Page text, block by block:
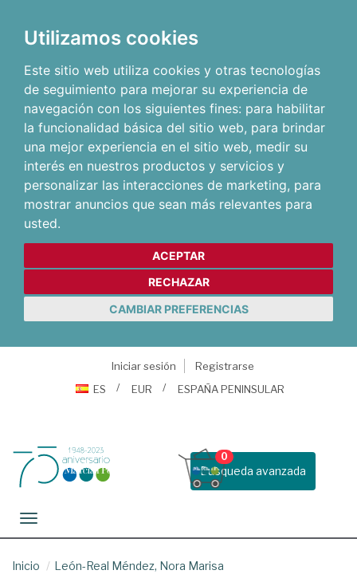
Utilizamos cookies
Este sitio web utiliza cookies y otras tecnologías
de seguimiento para mejorar su experiencia de
navegación con los siguientes fines: para habilitar
la funcionalidad básica del sitio web, para brindar
una mejor experiencia en el sitio web, medir su
interés en nuestros productos y servicios y
personalizar las interacciones de marketing, para
mostrar anuncios que sean más relevantes para
usted.
ACEPTAR
RECHAZAR
CAMBIAR PREFERENCIAS
Iniciar sesión
Registrarse
ES
EUR ESPAÑA PENINSULAR
Busqueda avanzada
0
Toggle navigation
Inicio León-Real Méndez, Nora Marisa